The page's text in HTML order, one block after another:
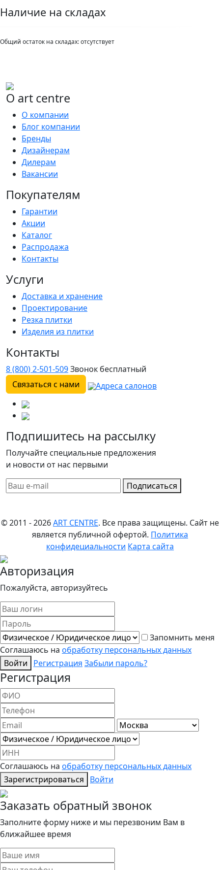
Наличие на складах
Общий остаток на складах:отсутствует
О art centre
О компании
Блог компании
Бренды
Дизайнерам
Дилерам
Вакансии
Покупателям
Гарантии
Акции
Каталог
Распродажа
Контакты
Услуги
Доставка и хранение
Проектирование
Резка плитки
Изделия из плитки
Контакты
8 (800) 2-501-509Звонок бесплатный
Связаться с нами
Адреса салонов
Подпишитесь на рассылку
Получайте специальные предложения
и новости от нас первыми
Подписаться
© 2011 - 2026ART CENTRE. Все права защищены. Сайт не
является публичной офертой. Политика
конфидециальности Карта сайта
Авторизация
Пожалуйста, авторизуйтесь
Запомнить меня
Соглашаюсь на обработку персональных данных
Войти
Регистрация Забыли пароль?
Регистрация
Соглашаюсь на обработку персональных данных
Зарегистрироваться
Войти
Заказать обратный звонок
Заполните форму ниже и мы перезвоним Вам в
ближайшее время